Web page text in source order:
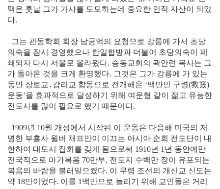
맥은 훗날 그가 거사를 도모하는데 중요한 인적 자산이 되었
다.
그는 관동학회 회장 남궁억의 요청으로 강릉에 가서 초당
의숙을 잠시 경영했으나 한일합방과 더불어 초당의숙이 폐
쇄되자 다시 서울로 올라왔다. 승동교회의 곽안련 목사는 그
가 돌아온 것을 크게 환영했다. 그것은 그가 강릉에 가 있는
동안 장로교․감리교 합동으로 전개해온 ‘백만인 구령(救靈)
운동’을 효과적으로 달성하기 위해 여운형 같이 젊고 유능한
전도사를 많이 필요로 했기 때문이다.
1909년 10월 개성에서 시작된 이 운동은 다음해 미국의 저
명한 부흥사 윌버 채프만이 이끄는 아시아 순회 전도단이 내
한하여 대도시 집회를 갖게 됨으로써 1910년 1년 동안에만
전국적으로 마가복음 70만부, 전도지 수백만 장이 유포되는
복음의 바람을 불러일으켰다. 이 무렵 조선의 개신교 신도는
약 18만이었다. 이를 1백만으로 늘리기 위해 교인들은 거리